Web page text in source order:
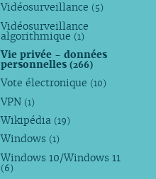
Vidéosurveillance (5)
Vidéosurveillance
algorithmique (1)
Vie privée - données
personnelles(266)
Vote électronique (10)
VPN (1)
Wikipédia (19)
Windows (1)
Windows 10/Windows 11
(6)